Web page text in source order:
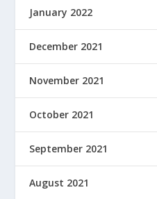
January 2022
December 2021
November 2021
October 2021
September 2021
August 2021